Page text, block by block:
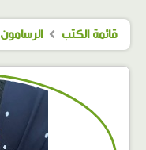
قائمة الكتب الرسامون